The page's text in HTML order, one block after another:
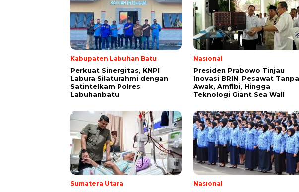
Kabupaten Labuhan Batu
Perkuat Sinergitas, KNPI
Labura Silaturahmi dengan
Satintelkam Polres
Labuhanbatu
Nasional
Presiden Prabowo Tinjau
Inovasi BRIN: Pesawat Tanpa
Awak, Amfibi, Hingga
Teknologi Giant Sea Wall
Sumatera Utara Nasional